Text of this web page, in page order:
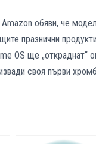
обяви, че
празнични
OS ще
своя първи